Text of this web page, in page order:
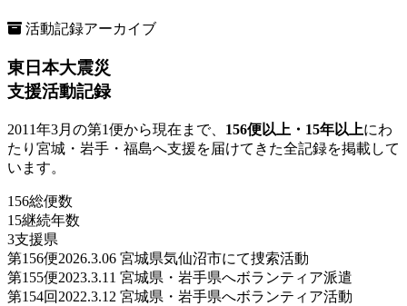
活動記録アーカイブ
東日本大震災
支援活動記録
2011年3月の第1便から現在まで、 156便以上・15年以上にわ
たり宮城・岩手・福島へ支援を届けてきた全記録を掲載して
います。
156総便数
15継続年数
3支援県
第156便2026.3.06 宮城県気仙沼市にて捜索活動
第155便2023.3.11 宮城県・岩手県へボランティア派遣
第154回 2022.3.12 宮城県・岩手県へボランティア活動